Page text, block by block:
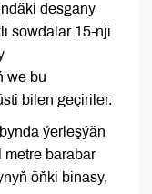
desgany
söwdalar 15-nji
we bu
bilen geçiriler.
ýerleşýän
metre barabar
öňki binasy,